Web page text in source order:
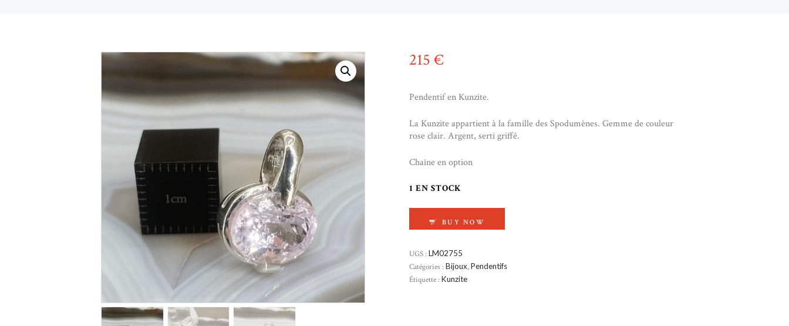
215 €
Pendentif en Kunzite.
La Kunzite appartient à la famille des Spodumènes. Gemme de couleur
rose clair. Argent, serti griffé.
Chaîne en option
1 EN STOCK
BUY NOW
UGS : LM02755
Catégories : Bijoux,Pendentifs
Étiquette : Kunzite